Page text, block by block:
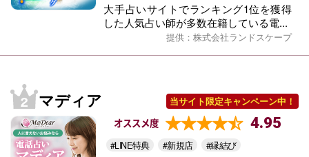
大手占いサイトでランキング1位を獲得
した人気占い師が多数在籍している電...
提供：株式会社ランドスケープ
マディア 当サイト限定キャンペーン中！
オススメ度 4.95
#LINE特典 #新規店 #縁結び